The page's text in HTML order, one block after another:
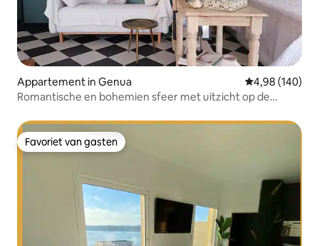
Appartement in Genua Gemiddelde
4,98 (140)
Romantische en bohemien sfeer met uitzicht op de
Favoriet van gasten
Favoriet van gasten